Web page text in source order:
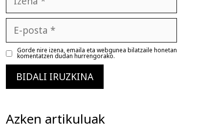
posta
Gorde nire izena, emaila eta webgunea bilatzaile honetan
komentatzen dudan hurrengorako.
Azken artikuluak